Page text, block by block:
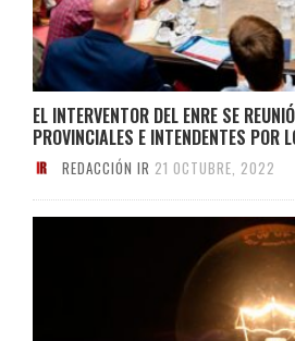
EL INTERVENTOR DEL ENRE SE
PROVINCIALES E INTENDENTES POR
REDACCIÓN IR 21 OCTUBRE, 2022